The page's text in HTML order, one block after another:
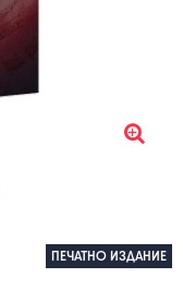
ПЕЧАТНО ИЗДАНИЕ